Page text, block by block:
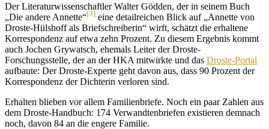
Der Literaturwissenschaftler Walter Gödden, der in seinem Buch
„Die andere Annette“[3] eine detailreichen Blick auf „Annette von
Droste-Hülshoff als Briefschreiberin“ wirft, schätzt die erhaltene
Korrespondenz auf etwa zehn Prozent. Zu diesem Ergebnis kommt
auch Jochen Grywatsch, ehemals Leiter der Droste-
Forschungsstelle, der an der HKA mitwirkte und das Droste-Portal
aufbaute: Der Droste-Experte geht davon aus, dass 90 Prozent der
Korrespondenz der Dichterin verloren sind.
Erhalten blieben vor allem Familienbriefe. Noch ein paar Zahlen aus
dem Droste-Handbuch: 174 Verwandtenbriefen existieren demnach
noch, davon 84 an die engere Familie.